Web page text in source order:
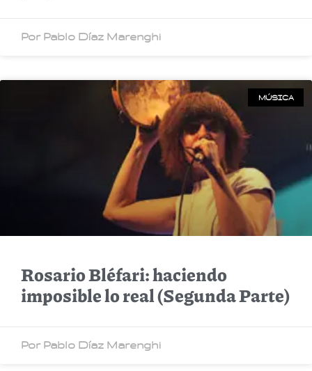
Por Pablo Díaz Marenghi
MÚSICA
Rosario Bléfari: haciendo
imposible lo real (Segunda Parte)
Por Pablo Díaz Marenghi